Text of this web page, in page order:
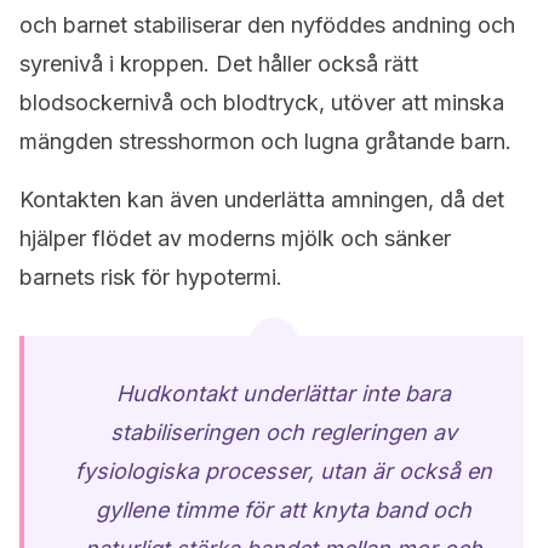
och barnet stabiliserar den nyföddes andning och
syrenivå i kroppen. Det håller också rätt
blodsockernivå och blodtryck, utöver att minska
mängden stresshormon och lugna gråtande barn.
Kontakten kan även underlätta amningen, då det
hjälper flödet av moderns mjölk och sänker
barnets risk för hypotermi.
Hudkontakt underlättar inte bara
stabiliseringen och regleringen av
fysiologiska processer, utan är också en
gyllene timme för att knyta band och